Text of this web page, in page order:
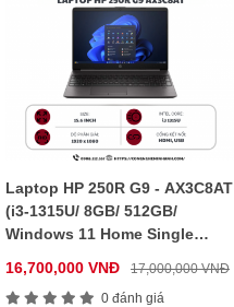
Laptop HP 250R G9 - AX3C8AT
(i3-1315U/ 8GB/ 512GB/
Windows 11 Home Single
16,700,000 VNĐ
17,000,000 VNĐ
0 đánh giá